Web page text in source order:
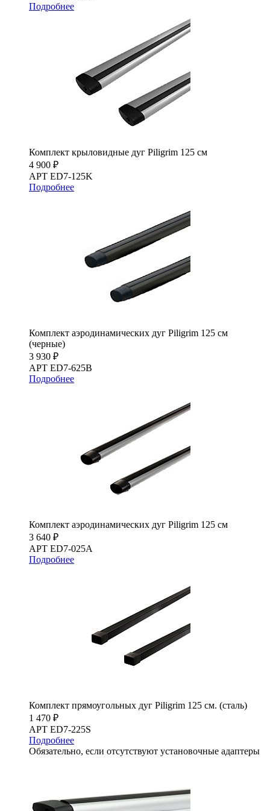
Подробнее
Комплект крыловидные дуг Piligrim 125 см
4 900 ₽
АРТ ED7-125K
Подробнее
Комплект аэродинамических дуг Piligrim 125 см
(черные)
3 930 ₽
АРТ ED7-625B
Подробнее
Комплект аэродинамических дуг Piligrim 125 см
3 640 ₽
АРТ ED7-025A
Подробнее
Комплект прямоугольных дуг Piligrim 125 см. (сталь)
1 470 ₽
АРТ ED7-225S
Подробнее
Обязательно, если отсутствуют установочные адаптеры